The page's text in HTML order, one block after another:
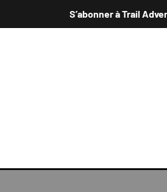
S’abonner à Trail